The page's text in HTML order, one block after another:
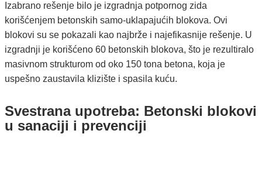
Izabrano rešenje bilo je izgradnja potpornog zida
korišćenjem betonskih samo-uklapajućih blokova. Ovi
blokovi su se pokazali kao najbrže i najefikasnije rešenje. U
izgradnji je korišćeno 60 betonskih blokova, što je rezultiralo
masivnom strukturom od oko 150 tona betona, koja je
uspešno zaustavila klizište i spasila kuću.
Svestrana upotreba: Betonski blokovi
u sanaciji i prevenciji